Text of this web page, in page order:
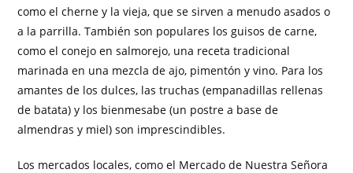
como el cherne y la vieja, que se sirven a menudo asados o
a la parrilla. También son populares los guisos de carne,
como el conejo en salmorejo, una receta tradicional
marinada en una mezcla de ajo, pimentón y vino. Para los
amantes de los dulces, las truchas (empanadillas rellenas
de batata) y los bienmesabe (un postre a base de
almendras y miel) son imprescindibles.
Los mercados locales, como el Mercado de Nuestra Señora